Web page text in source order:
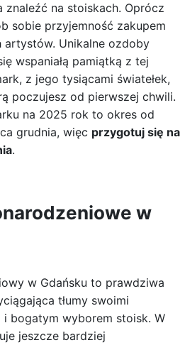
znaleźć na stoiskach. Oprócz
sobie przyjemność zakupem
artystów. Unikalne ozdoby
wspaniałą pamiątką z tej
z jego tysiącami światełek,
poczujesz od pierwszej chwili.
na 2025 rok to okres od
grudnia, więc przygotuj się na
.
w
w Gdańsku to prawdziwa
tłumy swoimi
bogatym wyborem stoisk. W
jeszcze bardziej